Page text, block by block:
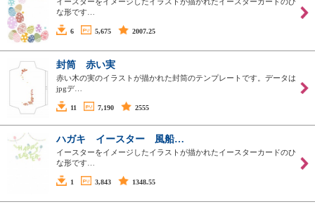
な形です…
6 5,675 2007.25
封筒 赤い実
赤い木の実のイラストが描かれた封筒のテンプレートです。データは
jpgデ…
11 7,190 2555
ハガキ イースター 風船…
イースターをイメージしたイラストが描かれたイースターカードのひ
な形です…
1 3,843 1348.55